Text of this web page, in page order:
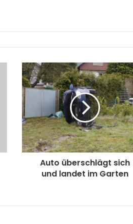
Auto überschlägt sich
und landet im Garten